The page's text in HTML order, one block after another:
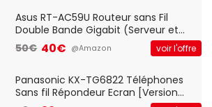
Asus RT-AC59U Routeur sans Fil
Double Bande Gigabit (Serveur et
Client VPN, Triple Vlan, Mode Point
d'accès et Bridge, contrôle Parental,
50€ 40€ @Amazon voir l'offre
Panasonic KX-TG6822 Téléphones
Sans fil Répondeur Ecran [Version